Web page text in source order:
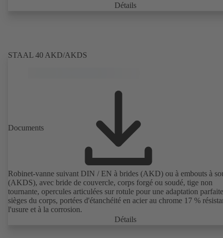
Détails
STAAL 40 AKD/AKDS
Documents
Robinet-vanne suivant DIN / EN à brides (AKD) ou à embouts à
(AKDS), avec bride de couvercle, corps forgé ou soudé, tige non
tournante, opercules articulées sur rotule pour une adaptation
sièges du corps, portées d'étanchéité en acier au chrome 17 %
l'usure et à la corrosion.
Détails